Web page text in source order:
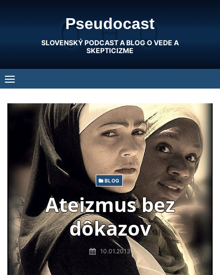
Pseudocast
SLOVENSKÝ PODCAST A BLOG O VEDE A
SKEPTICIZME
BLOG
Ateizmus bez
dôkazov
10.01.2013